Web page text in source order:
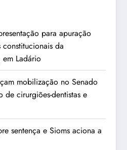
para apuração
da
Ladário
mobilização no Senado
cirurgiões-dentistas e
sentença e Sioms aciona a